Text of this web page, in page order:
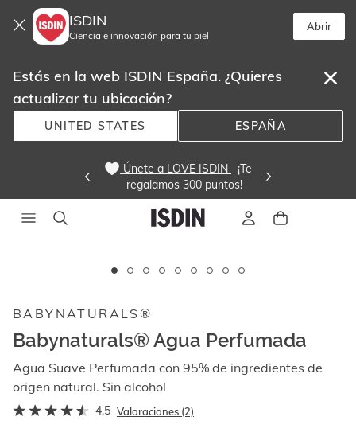
ISDIN
Ciencia e innovación para tu piel
Abrir
Estás en la web ISDIN España. ¿Quieres
actualizar tu ubicación?
UNITED STATES ESPAÑA
Únete a LOVE ISDIN
¡Te
regalamos 300 puntos!
imágenes
videos.
navegar
las
BABYNATURALS®
Babynaturals® Agua Perfumada
Agua Suave Perfumada con 95% de ingredientes de
origen natural. Sin alcohol
4,5 Valoraciones (2)